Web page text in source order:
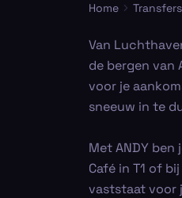
Home Transfers
Van
de bergen
voor je
sneeuw in te
Met ANDY
Café in T1 of
vaststaat voor